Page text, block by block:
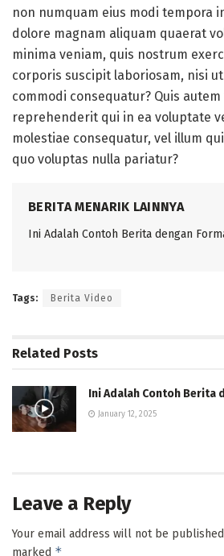
non numquam eius modi tempora
dolore magnam aliquam quaerat
minima veniam, quis nostrum
corporis suscipit laboriosam, nisi
commodi consequatur? Quis
reprehenderit qui in ea voluptate
molestiae consequatur, vel illum
quo voluptas nulla pariatur?
BERITA MENARIK LAINNYA
Ini Adalah Contoh Berita dengan
Tags: Berita Video
Related Posts
Ini Adalah Contoh Berita
January 12, 2025
Leave a Reply
Your email address will not be
marked *